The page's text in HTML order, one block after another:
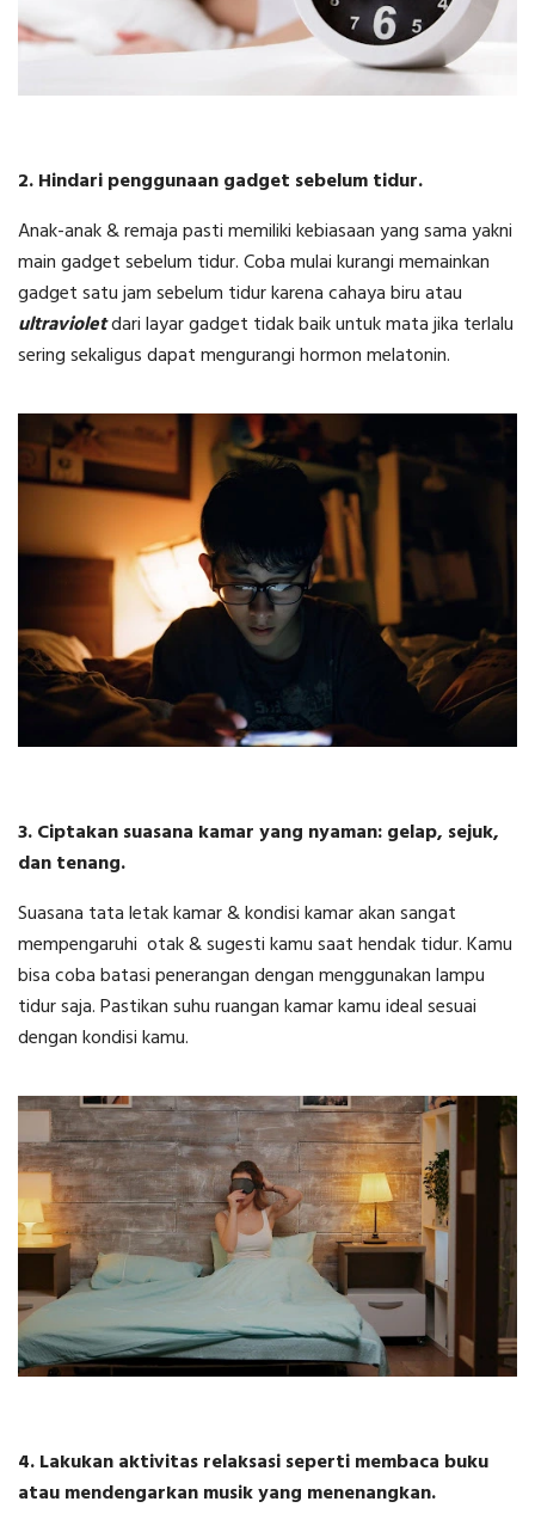
2. Hindari penggunaan gadget sebelum tidur.
Anak-anak & remaja pasti memiliki kebiasaan yang sama yakni
main gadget sebelum tidur. Coba mulai kurangi memainkan
gadget satu jam sebelum tidur karena cahaya biru atau
ultravioletdari layar gadget tidak baik untuk mata jika terlalu
sering sekaligus dapat mengurangi hormon melatonin.
3. Ciptakan suasana kamar yang nyaman: gelap, sejuk,
dan tenang.
Suasana tata letak kamar & kondisi kamar akan sangat
mempengaruhi otak & sugesti kamu saat hendak tidur. Kamu
bisa coba batasi penerangan dengan menggunakan lampu
tidur saja. Pastikan suhu ruangan kamar kamu ideal sesuai
dengan kondisi kamu.
4. Lakukan aktivitas relaksasi seperti membaca buku
atau mendengarkan musik yang menenangkan.